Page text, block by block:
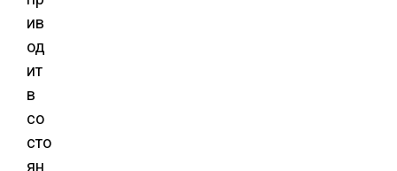
ив
од
ит
в
со
сто
ян